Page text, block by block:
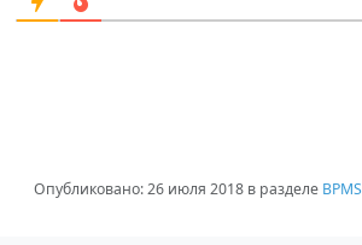
Опубликовано:26 июля 2018 в разделе BPMS